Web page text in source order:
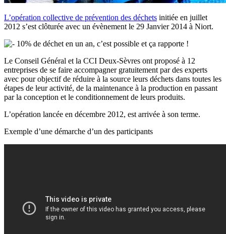
L’opération collective de prévention des déchets initiée en juillet
2012 s’est clôturée avec un évènement le 29 Janvier 2014 à Niort.
10% de déchet en un an, c’est possible et ça rapporte !
Le Conseil Général et la CCI Deux-Sèvres ont proposé à 12
entreprises de se faire accompagner gratuitement par des experts
avec pour objectif de réduire à la source leurs déchets dans toutes les
étapes de leur activité, de la maintenance à la production en passant
par la conception et le conditionnement de leurs produits.
L’opération lancée en décembre 2012, est arrivée à son terme.
Exemple d’une démarche d’un des participants